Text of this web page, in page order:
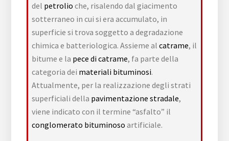
del petrolio che, risalendo dal giacimento
sotterraneo in cui si era accumulato, in
superficie si trova soggetto a degradazione
chimica e batteriologica. Assieme alcatrame, il
bitume e la pece di catrame, fa parte della
categoria dei materiali bituminosi.
Attualmente, per la realizzazione degli strati
superficiali della pavimentazione stradale,
viene indicato con il termine “asfalto” il
conglomerato bituminoso artificiale.